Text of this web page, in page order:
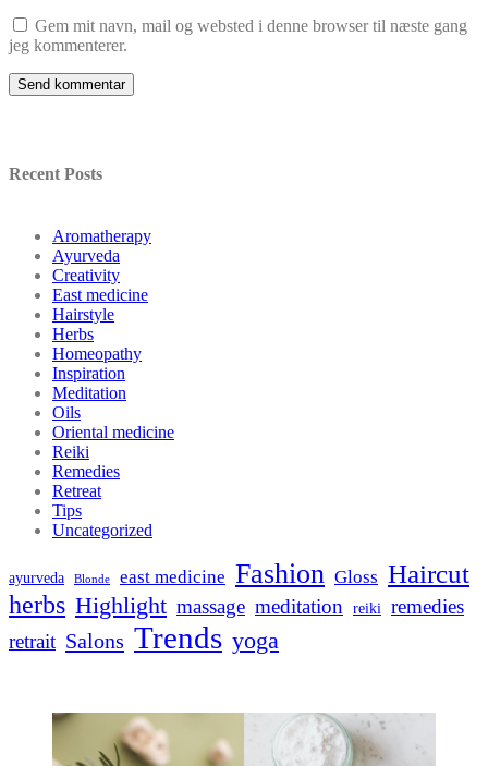
Gem mit navn, mail og websted i denne browser til næste gang
jeg kommenterer.
Send kommentar
Recent Posts
Aromatherapy
Ayurveda
Creativity
East medicine
Hairstyle
Herbs
Homeopathy
Inspiration
Meditation
Oils
Oriental medicine
Reiki
Remedies
Retreat
Tips
Uncategorized
ayurveda Blonde east medicine Fashion Gloss Haircut
herbs Highlight massage meditation reiki
remedies
retrait Salons Trends yoga